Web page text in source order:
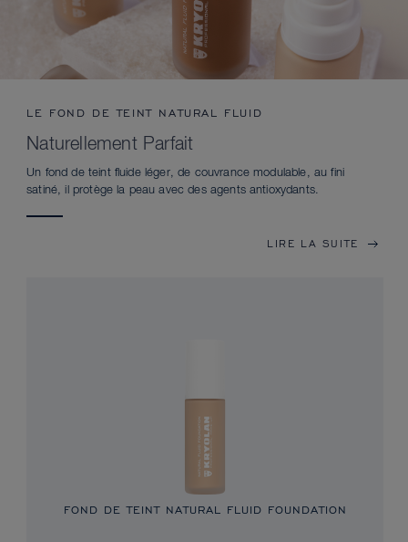
LE FOND DE TEINT NATURAL FLUID
Naturellement Parfait
Un fond de teint fluide léger, de couvrance modulable, au fini
satiné, il protège la peau avec des agents antioxydants.
LIRE LA SUITE
FOND DE TEINT NATURAL FLUID FOUNDATION